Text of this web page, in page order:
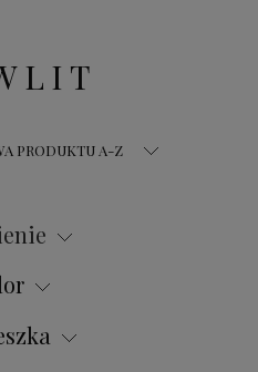
PRODUKTU A-Z